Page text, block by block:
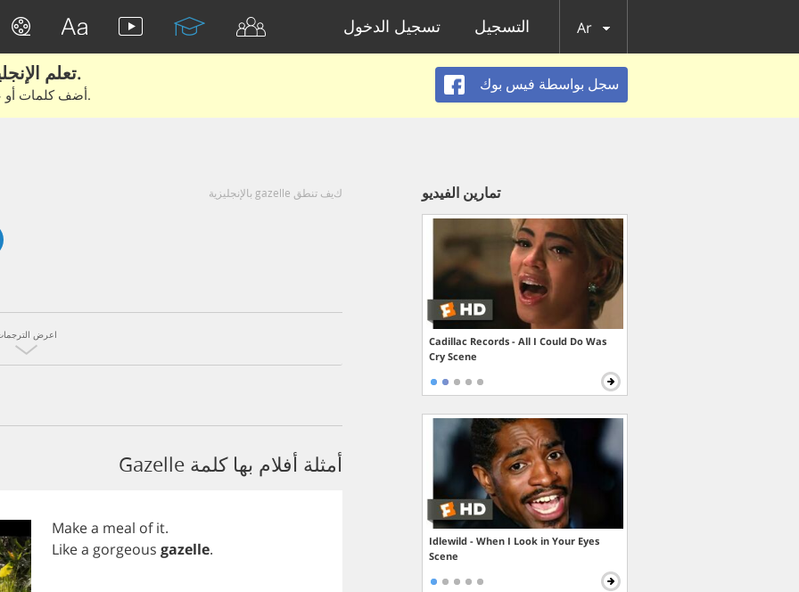
تسجيل الدخول التسجيل Ar
تعلم الإنجليزية الحقيقية من الأفلام والكتب.
أضف كلمات أو عبارات للتعلم والتدريب مع متعلمين آخرين.
سجل بواسطة فيس بوك
كيف تنطق gazelle بالإنجليزية
اعرض
أمثلة أفلام بها كلمة Gazelle
Makea meal of it.
Likea gorgeous gazelle.
تمارين الفيديو
Cadillac Records - All I Could Do Was
Cry Scene
Idlewild - When I Look in Your Eyes
Scene